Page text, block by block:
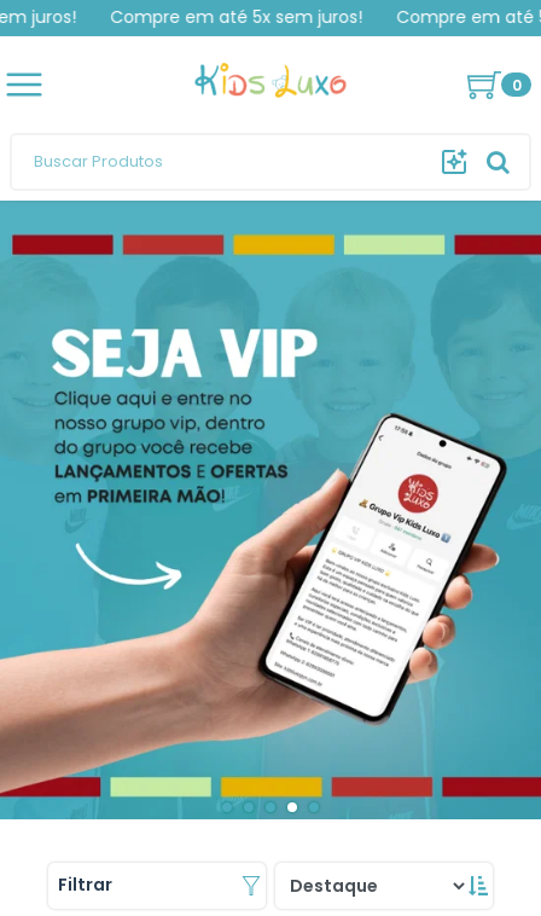
Compre em até 5x sem juros! Compre em até 5x
0
Filtrar
LouannecomprouConjunto Oversized Listrado.